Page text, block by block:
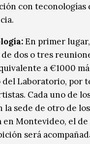
con teconologías
En primer
de dos o tres
a €1000
Laboratorio, por
Cada uno de
la sede de otro de
en Montevideo, el
será